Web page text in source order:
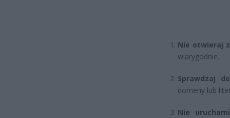
Nie otwieraj
wiarygodnie.
Sprawdzaj
domeny lub
Nie